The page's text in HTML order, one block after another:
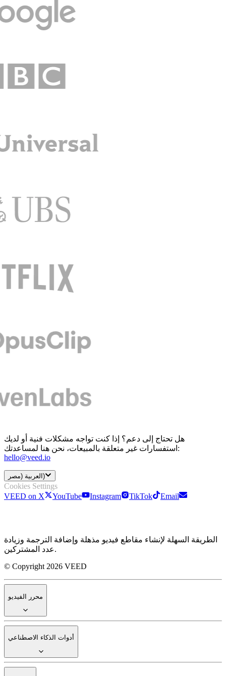
هل تحتاج إلى دعم؟ إذا كنت تواجه مشكلات فنية أو لديك
استفسارات غير متعلقة بالمبيعات، نحن هنا لمساعدتك:
hello@veed.io
العربية (مصر)
Cookies Settings
VEED on X
YouTube Instagram TikTok Email
الطريقة السهلة لإنشاء مقاطع فيديو مذهلة وإضافة الترجمة وزيادة
عدد المشتركين.
© Copyright 2026 VEED
محرر الفيديو
أدوات الذكاء الاصطناعي